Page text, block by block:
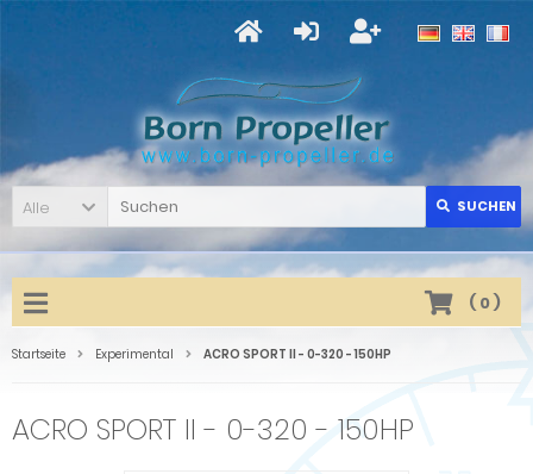
Alle SUCHEN
( 0)
Startseite Experimental ACRO SPORT II - 0-320 - 150HP
ACRO SPORT II - 0-320 - 150HP